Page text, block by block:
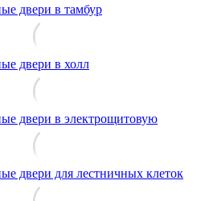
двери в тамбур
двери в холл
двери в электрощитовую
двери для лестничных клеток